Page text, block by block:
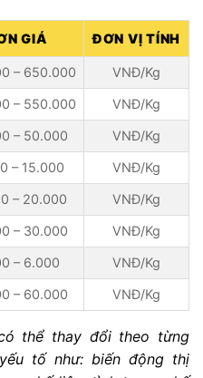
GIÁ ĐƠN VỊ TÍNH
– 650.000 VNĐ/Kg
– 550.000 VNĐ/Kg
– 50.000 VNĐ/Kg
– 15.000 VNĐ/Kg
– 20.000 VNĐ/Kg
– 30.000 VNĐ/Kg
– 6.000 VNĐ/Kg
– 60.000 VNĐ/Kg
thể thay đổi theo từng
tố như: biến động thị